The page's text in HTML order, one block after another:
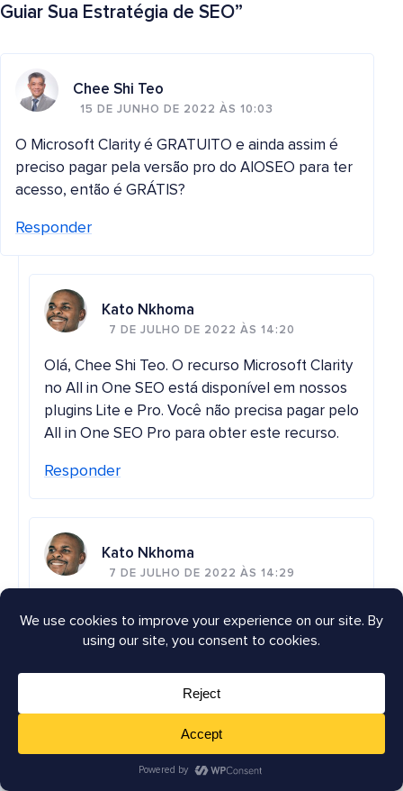
Guiar Sua Estratégia de SEO”
Chee Shi Teo
15 DE JUNHO DE 2022 ÀS 10:03
O Microsoft Clarity é GRATUITO e ainda assim é
preciso pagar pela versão pro do AIOSEO para ter
acesso, então é GRÁTIS?
Responder
Kato Nkhoma
7 DE JULHO DE 2022 ÀS 14:20
Olá, Chee Shi Teo. O recurso Microsoft Clarity
no All in One SEO está disponível em nossos
plugins Lite e Pro. Você não precisa pagar pelo
All in One SEO Pro para obter este recurso.
Responder
Kato Nkhoma
7 DE JULHO DE 2022 ÀS 14:29
no All in One SEO está disponível em nossos
All in One SEO Pro para obter este recurso.
Responder